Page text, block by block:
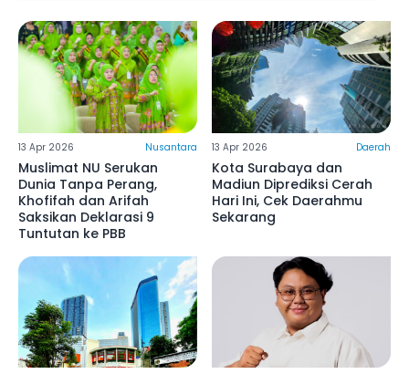
13 Apr 2026 Nusantara
Muslimat NU Serukan
Dunia Tanpa Perang,
Khofifah dan Arifah
Saksikan Deklarasi 9
Tuntutan ke PBB
13 Apr 2026 Daerah
Kota Surabaya dan
Madiun Diprediksi Cerah
Hari Ini, Cek Daerahmu
Sekarang